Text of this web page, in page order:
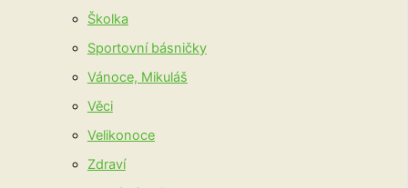
Školka
Sportovní básničky
Vánoce, Mikuláš
Věci
Velikonoce
Zdraví